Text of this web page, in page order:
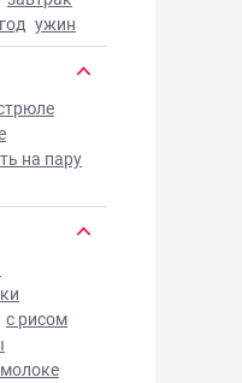
ужин
на пару
с рисом